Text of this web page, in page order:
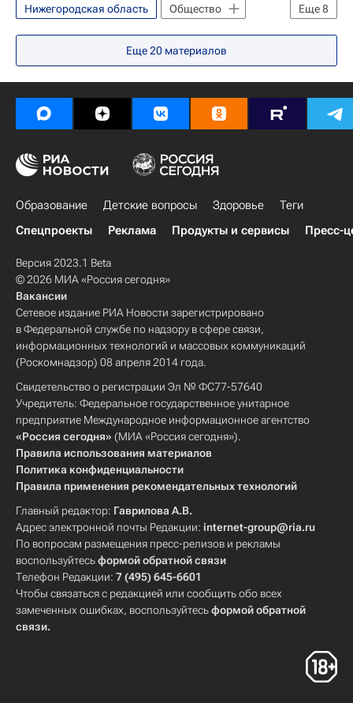
Европа
Северо-Западный ФО
Приволжский ФО
Южный ФО
Департамент здравоохранения г. Москвы
Россия
Ростовская область
Центральный ФО
Весь мир
Европа
Сибирский ФО
Южный ФО
Дмитрий Медведев
Правительство Забайкальского края
Введение соцнорм потребления электроэнергии
Россия
Еще8
Нижегородская область
Общество
Жизнь без преград
Весь мир
Приволжский ФО
Валерий Шанцев
Правительство Нижегородской области
Детские вопросы
Россия
Еще20 материалов
Образование Детские вопросы Здоровье
Теги
Спецпроекты
Реклама Продукты и сервисы Пресс-
Версия 2023.1 Beta
© 2026 МИА «Россия сегодня»
Вакансии
Сетевое издание РИА Новости зарегистрировано
в Федеральной службе по надзору в сфере связи,
информационных технологий и массовых коммуникаций
(Роскомнадзор) 08 апреля 2014 года.
Свидетельство о регистрации Эл № ФС77-57640
Учредитель: Федеральное государственное унитарное
предприятие Международное информационное агентство
«Россия сегодня» (МИА «Россия сегодня»).
Правила использования материалов
Политика конфиденциальности
Правила применения рекомендательных технологий
Главный редактор: Гаврилова А.В.
Адрес электронной почты Редакции: internet-group@ria.ru
По вопросам размещения пресс-релизов и рекламы
воспользуйтесьформой обратной связи
Телефон Редакции: 7 (495) 645-6601
Чтобы связаться с редакцией или сообщить обо всех
замеченных ошибках, воспользуйтесьформой обратной
связи.